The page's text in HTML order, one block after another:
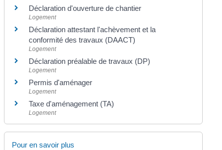
Déclaration d'ouverture de chantier
Logement
Déclaration attestant l'achèvement et la
conformité des travaux (DAACT)
Logement
Déclaration préalable de travaux (DP)
Logement
Permis d'aménager
Logement
Taxe d'aménagement (TA)
Logement
Pour en savoir plus